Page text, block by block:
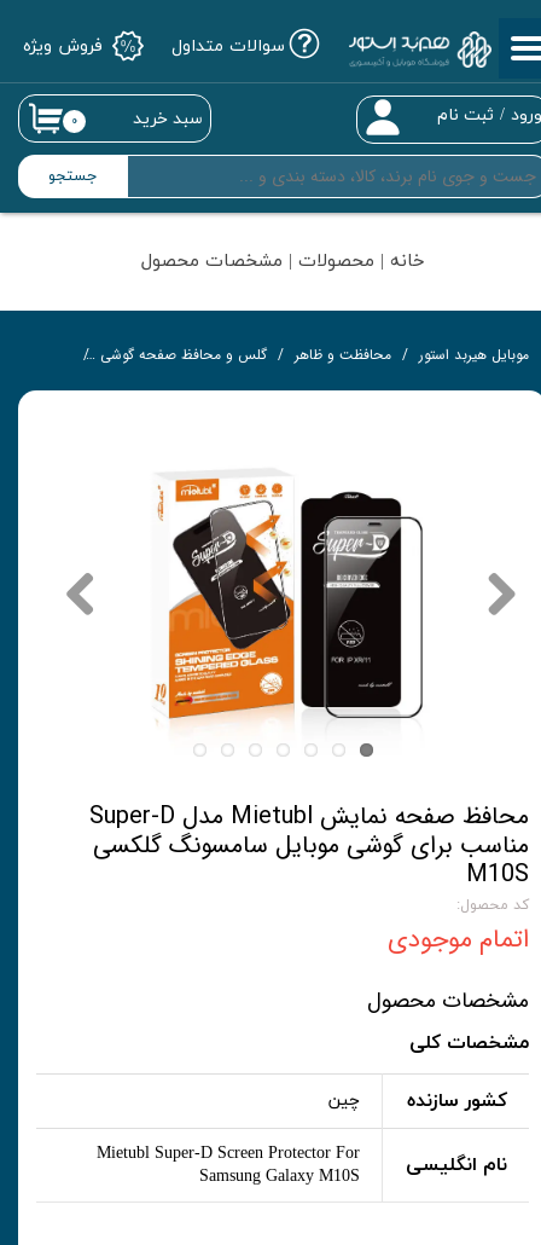
جستجو
/ ثبت نام
حساب کاربری من
تغییر گذر واژه
سفارشات
خروج از حساب کاربری
۰ سبد خرید
سوالات متداول فروش ویژه
خانه | محصولات | مشخصات محصول
موبایل هیربد استور محافظت و ظاهر گلس و محافظ صفحه گوشی
محافظ صفحه نمایش Mietubl مدل Super-D
مناسب برای گوشی موبایل سامسونگ گلکسی
M10S
کد محصول:
اتمام موجودی
مشخصات محصول
مشخصات کلی
کشور سازنده چین
نام انگلیسی
Mietubl Super-D Screen Protector For
Samsung Galaxy M10S